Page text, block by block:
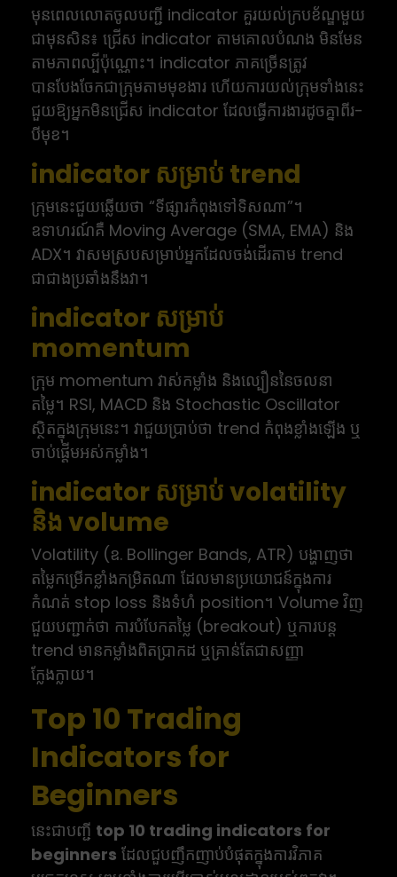
មុនពេលលោតចូលបញ្ជី indicator គួរយល់ក្របខ័ណ្ឌមួយ
ជាមុនសិន៖ ជ្រើស indicator តាមគោលបំណង មិនមែន
តាមភាពល្បីប៉ុណ្ណោះ។ indicator ភាគច្រើនត្រូវ
បានបែងចែកជាក្រុមតាមមុខងារ ហើយការយល់ក្រុមទាំងនេះ
ជួយឱ្យអ្នកមិនជ្រើស indicator ដែលធ្វើការងារដូចគ្នាពីរ-
បីមុខ។
indicator សម្រាប់ trend
ក្រុមនេះជួយឆ្លើយថា “ទីផ្សារកំពុងទៅទិសណា”។
ឧទាហរណ៍គឺ Moving Average (SMA, EMA) និង
ADX។ វាសមស្របសម្រាប់អ្នកដែលចង់ដើរតាម trend
ជាជាងប្រឆាំងនឹងវា។
indicator សម្រាប់
momentum
ក្រុម momentum វាស់កម្លាំង និងល្បឿននៃចលនា
តម្លៃ។ RSI, MACD និង Stochastic Oscillator
ស្ថិតក្នុងក្រុមនេះ។ វាជួយប្រាប់ថា trend កំពុងខ្លាំងឡើង ឬ
ចាប់ផ្តើមអស់កម្លាំង។
indicator សម្រាប់ volatility
និង volume
Volatility (ឧ. Bollinger Bands, ATR) បង្ហាញថា
តម្លៃកម្រើកខ្លាំងកម្រិតណា ដែលមានប្រយោជន៍ក្នុងការ
កំណត់ stop loss និងទំហំ position។ Volume វិញ
ជួយបញ្ជាក់ថា ការបំបែកតម្លៃ (breakout) ឬការបន្ត
trend មានកម្លាំងពិតប្រាកដ ឬគ្រាន់តែជាសញ្ញា
ក្លែងក្លាយ។
Top 10 Trading
Indicators for
Beginners
នេះជាបញ្ជី top 10 trading indicators for
beginners ដែលជួបញឹកញាប់បំផុតក្នុងការវិភាគ